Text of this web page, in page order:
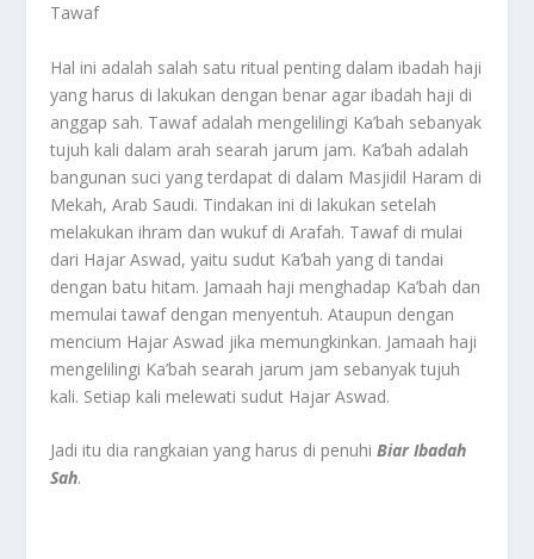
Tawaf
Hal ini adalah salah satu ritual penting dalam ibadah haji
yang harus di lakukan dengan benar agar ibadah haji di
anggap sah. Tawaf adalah mengelilingi Ka’bah sebanyak
tujuh kali dalam arah searah jarum jam. Ka’bah adalah
bangunan suci yang terdapat di dalam Masjidil Haram di
Mekah, Arab Saudi. Tindakan ini di lakukan setelah
melakukan ihram dan wukuf di Arafah. Tawaf di mulai
dari Hajar Aswad, yaitu sudut Ka’bah yang di tandai
dengan batu hitam. Jamaah haji menghadap Ka’bah dan
memulai tawaf dengan menyentuh. Ataupun dengan
mencium Hajar Aswad jika memungkinkan. Jamaah haji
mengelilingi Ka’bah searah jarum jam sebanyak tujuh
kali. Setiap kali melewati sudut Hajar Aswad.
Jadi itu dia rangkaian yang harus di penuhiBiar Ibadah
Sah.